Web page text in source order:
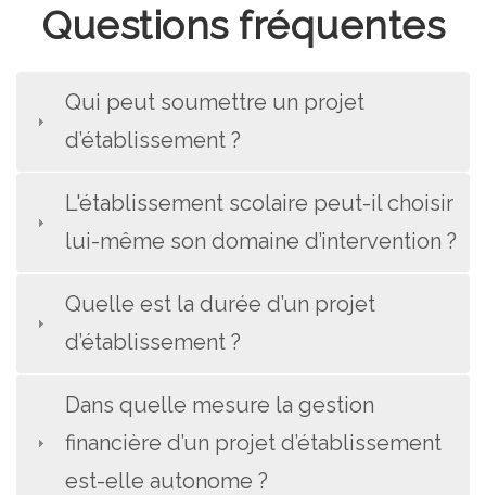
Questions fréquentes
Qui peut soumettre un projet
d’établissement ?
L'établissement scolaire peut-il choisir
lui-même son domaine d’intervention ?
Quelle est la durée d’un projet
d’établissement ?
Dans quelle mesure la gestion
financière d’un projet d’établissement
est-elle autonome ?